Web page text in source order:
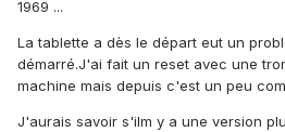
1969 ...
La tablette a dès le départ eut un
démarré.J'ai fait un reset avec une
machine mais depuis c'est un peu
J'aurais savoir s'ilm y a une version